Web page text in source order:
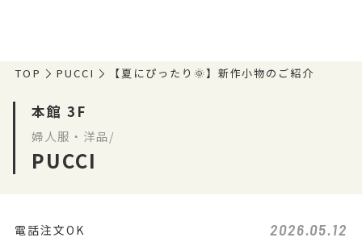
TOP PUCCI 【夏にぴったり🌞】新作小物のご紹介
本館 3F
婦人服・洋品/
PUCCI
電話注文OK 2026.05.12